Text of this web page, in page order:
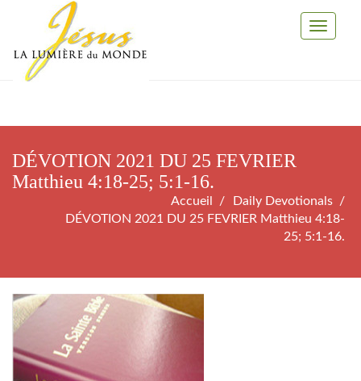
Toggle
DÉVOTION 2021 DU 25 FEVRIER
Matthieu 4:18-25; 5:1-16.
Accueil
Daily Devotionals
DÉVOTION 2021 DU 25 FEVRIER Matthieu 4:18-
25; 5:1-16.